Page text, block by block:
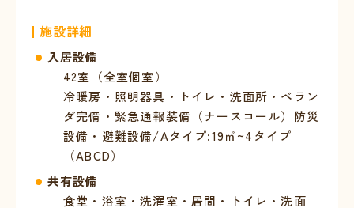
施設詳細
入居設備
42室（全室個室）
冷暖房・照明器具・トイレ・洗面所・ベラン
ダ完備・緊急通報装備（ナースコール）防災
設備・避難設備/Aタイプ:19㎡~4タイプ
（ABCD）
共有設備
食堂・浴室・洗濯室・居間・トイレ・洗面